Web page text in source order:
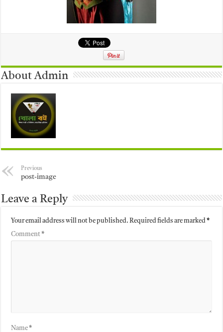
About Admin
Previous
post-image
Leave a Reply
Your email address will not be published. Required fields are marked*
Comment*
Name*